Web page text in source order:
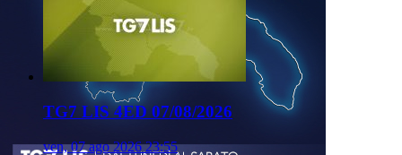
TG7 LIS 4ED 07/08/2026
ven, 07 ago 2026 23:55